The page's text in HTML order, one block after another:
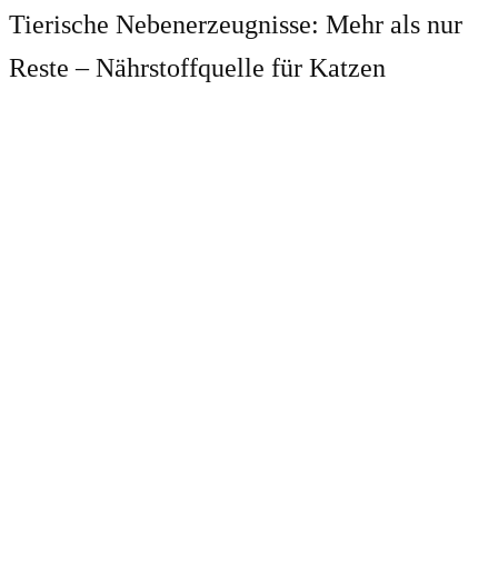
Tierische Nebenerzeugnisse: Mehr als nur
Reste – Nährstoffquelle für Katzen